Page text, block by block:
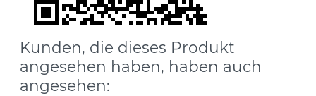
Kunden, die dieses Produkt
angesehen haben, haben auch
angesehen: